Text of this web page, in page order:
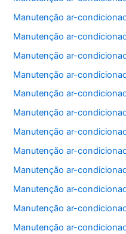
Manutenção ar-
Manutenção ar-
Manutenção ar-
Manutenção ar-
Manutenção ar-
Manutenção ar-
Manutenção ar-
Manutenção ar-
Manutenção ar-
Manutenção ar-
Manutenção ar-
Manutenção ar-